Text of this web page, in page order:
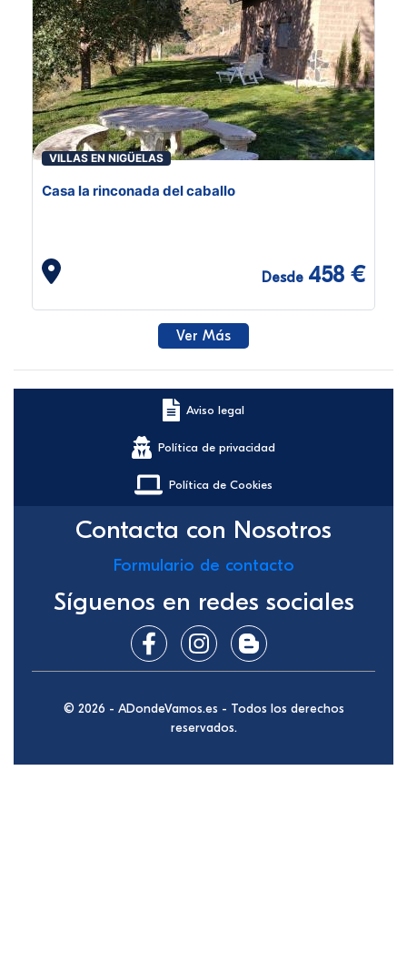
VILLAS EN NIGÜELAS
Casa la rinconada del caballo
Desde 458 €
Ver Más
Aviso legal
Política de privacidad
Política de Cookies
Contacta con Nosotros
Formulario de contacto
Síguenos en redes sociales
© 2026 - ADondeVamos.es - Todos los derechos
reservados.